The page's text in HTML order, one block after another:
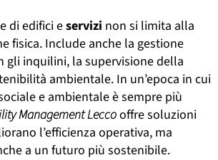
di edifici eservizi non si limita alla
fisica. Include anche la gestione
gli inquilini, la supervisione della
ambientale. In un’epoca in cui
e ambientale è sempre più
Management Leccooffre soluzioni
l’efficienza operativa, ma
a un futuro più sostenibile.